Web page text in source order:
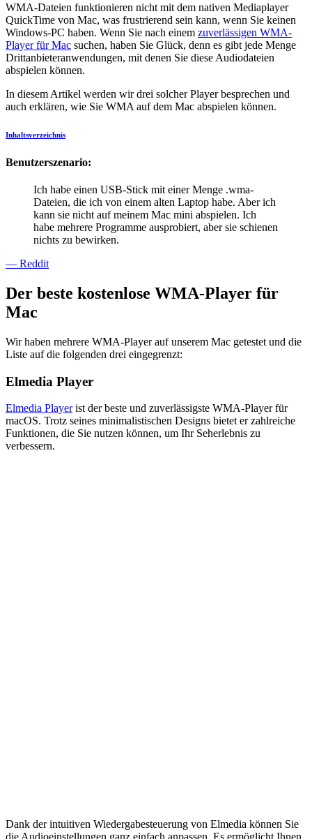
WMA-Dateien funktionieren nicht mit dem nativen Mediaplayer
QuickTime von Mac, was frustrierend sein kann, wenn Sie keinen
Windows-PC haben. Wenn Sie nach einem zuverlässigen WMA-
Player für Mac suchen, haben Sie Glück, denn es gibt jede Menge
Drittanbieteranwendungen, mit denen Sie diese Audiodateien
abspielen können.
In diesem Artikel werden wir drei solcher Player besprechen und
auch erklären, wie Sie WMA auf dem Mac abspielen können.
Inhaltsverzeichnis
Benutzerszenario:
Ich habe einen USB-Stick mit einer Menge .wma-
Dateien, die ich von einem alten Laptop habe. Aber ich
kann sie nicht auf meinem Mac mini abspielen. Ich
habe mehrere Programme ausprobiert, aber sie schienen
nichts zu bewirken.
— Reddit
Der beste kostenlose WMA-Player für
Mac
Wir haben mehrere WMA-Player auf unserem Mac getestet und die
Liste auf die folgenden drei eingegrenzt:
Elmedia Player
Elmedia Playerist der beste und zuverlässigste WMA-Player für
macOS. Trotz seines minimalistischen Designs bietet er zahlreiche
Funktionen, die Sie nutzen können, um Ihr Seherlebnis zu
verbessern.
Dank der intuitiven Wiedergabesteuerung von Elmedia können Sie